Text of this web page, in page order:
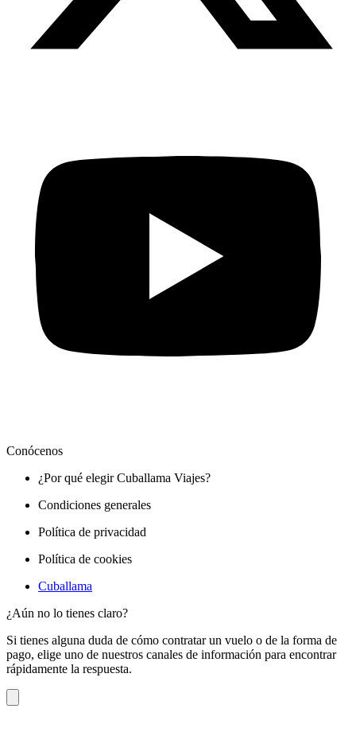
Conócenos
¿Por qué elegir Cuballama Viajes?
Condiciones generales
Política de privacidad
Política de cookies
Cuballama
¿Aún no lo tienes claro?
Si tienes alguna duda de cómo contratar un vuelo o de la forma de
pago, elige uno de nuestros canales de información para encontrar
rápidamente la respuesta.